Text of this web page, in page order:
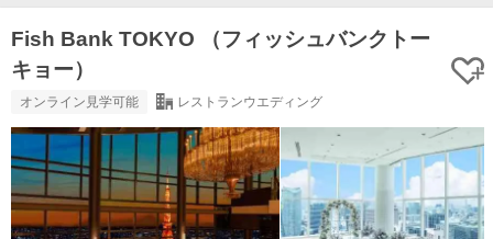
Fish Bank TOKYO （フィッシュバンクトー
キョー）
オンライン見学可能 レストランウエディング